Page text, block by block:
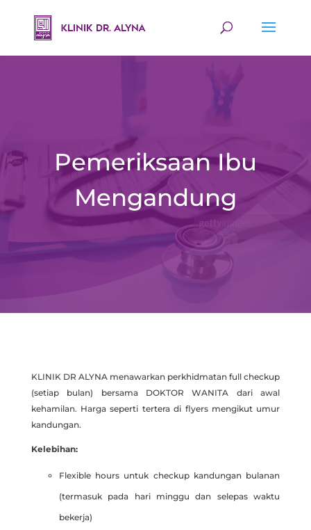
Pemeriksaan Ibu
Mengandung
KLINIK DR ALYNA menawarkan perkhidmatan full checkup
(setiap bulan) bersama DOKTOR WANITA dari awal
kehamilan. Harga seperti tertera di flyers mengikut umur
kandungan.
Kelebihan:
Flexible hours untuk checkup kandungan bulanan
(termasuk pada hari minggu dan selepas waktu
bekerja)